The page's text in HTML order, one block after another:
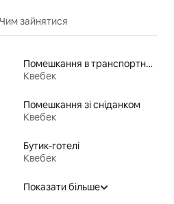
Чим зайнятися
Помешкання в транспортних контейнерах
Квебек
Помешкання зі сніданком
Квебек
Бутик-готелі
Квебек
Показати більше